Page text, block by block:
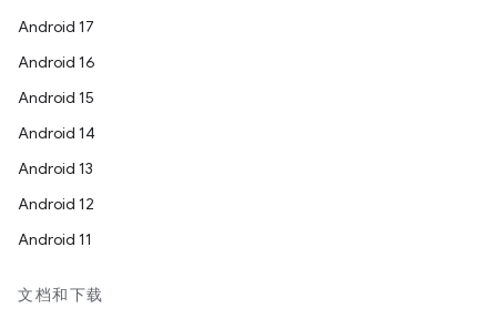
Android 17
Android 16
Android 15
Android 14
Android 13
Android 12
Android 11
文档和下载